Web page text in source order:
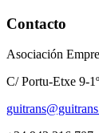
Contacto
Asociación
C/ Portu-Etxe 9-